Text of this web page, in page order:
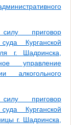
приговор
Курганской
г. Шадринска,
управление
алкогольного
приговор
Курганской
г. Шадринска,